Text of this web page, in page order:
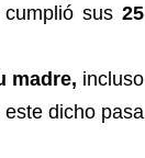
sus 25
madre, incluso
dicho pasa